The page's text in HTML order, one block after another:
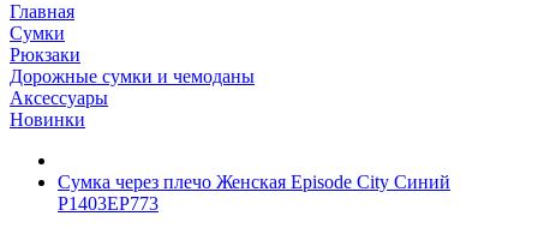
Главная
Сумки
Рюкзаки
Дорожные сумки и чемоданы
Аксессуары
Новинки
Сумка через плечо Женская Episode City Синий
P1403EP773